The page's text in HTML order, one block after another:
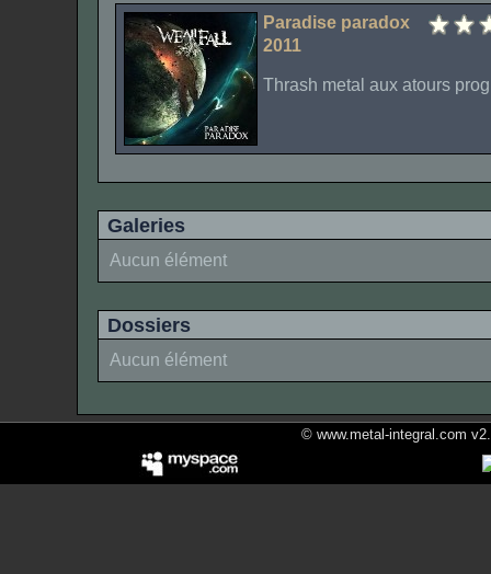
Paradise paradox
2011
Thrash metal aux atours
Galeries
Aucun élément
Dossiers
Aucun élément
© www.metal-integral.com